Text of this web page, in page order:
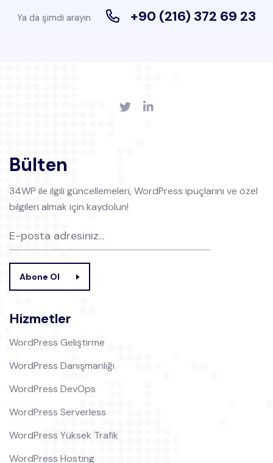
Ya da şimdi arayın +90 (216) 372 69 23
Bülten
34WP ile ilgili güncellemeleri, WordPress ipuçlarını ve özel
bilgileri almak için kaydolun!
Abone Ol
Hizmetler
WordPress Geliştirme
WordPress Danışmanlığı
WordPress DevOps
WordPress Serverless
WordPress Yüksek Trafik
WordPress Hosting